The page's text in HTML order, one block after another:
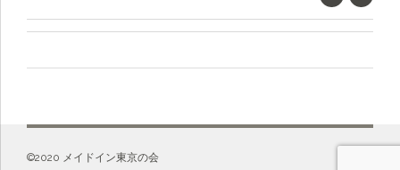
©️2020 メイドイン東京の会